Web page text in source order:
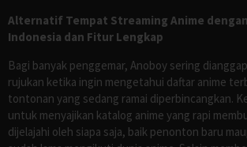
Alternatif Tempat Streaming Anime
Indonesia dan Fitur Lengkap
Bagi banyak penggemar, Anoboy sering
rujukan ketika ingin mengetahui daftar anime
tontonan yang sedang ramai diperbincangkan.
untuk menyajikan katalog anime yang rapi
dijelajahi oleh siapa saja, baik penonton baru